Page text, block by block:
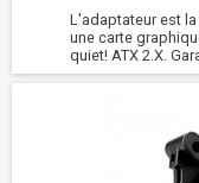
L'adaptateur est
une carte
quiet! ATX 2.X.